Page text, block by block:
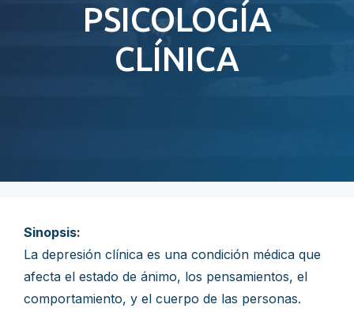
PSICOLOGÍA
CLÍNICA
Sinopsis:
La depresión clínica es una condición médica que
afecta el estado de ánimo, los pensamientos, el
comportamiento, y el cuerpo de las personas.